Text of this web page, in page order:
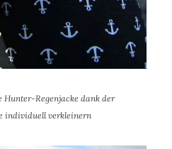
Hunter-Regenjacke dank der
individuell verkleinern